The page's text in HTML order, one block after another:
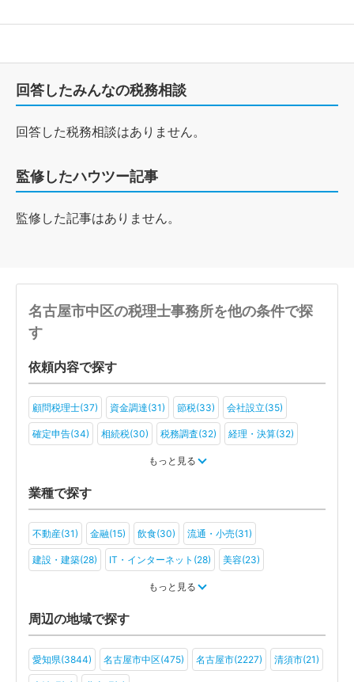
回答したみんなの税務相談
回答した税務相談はありません。
監修したハウツー記事
監修した記事はありません。
名古屋市中区の税理士事務所を他の条件で探
す
依頼内容で探す
顧問税理士(37) 資金調達(31) 節税(33) 会社設立(35)
確定申告(34) 相続税(30) 税務調査(32) 経理・決算(32)
もっと見る
業種で探す
不動産(31) 金融(15) 飲食(30) 流通・小売(31)
建設・建築(28) IT・インターネット(28) 美容(23)
教育(17) 医療・福祉(25)
旅行・ホテル(15) アミューズメント・レジャー(18)
社会福祉法人(11) 医療法人(15) ＮＰＯ法人(11) 学校法人(7)
一般社団法人(10) その他(12)
もっと見る
周辺の地域で探す
愛知県(3844) 名古屋市中区(475) 名古屋市(2227) 清須市(21)